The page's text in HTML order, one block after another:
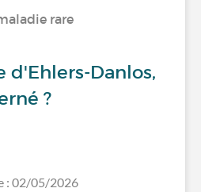
rare
d'Ehlers-Danlos,
?
: 02/05/2026